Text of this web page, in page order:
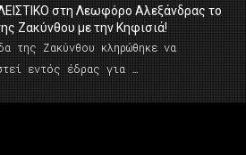
στη Λεωφόρο Αλεξάνδρας το
Ζακύνθου με την Κηφισιά!
της Ζακύνθου κληρώθηκε να
εντός έδρας για …